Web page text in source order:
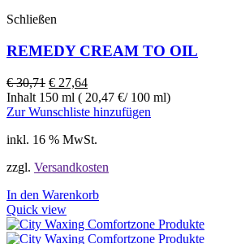
Schließen
REMEDY CREAM TO OIL
€30,71 € 27,64
Inhalt 150 ml ( 20,47 €/ 100 ml)
Zur Wunschliste hinzufügen
inkl. 16 % MwSt.
zzgl. Versandkosten
In den Warenkorb
Quick view